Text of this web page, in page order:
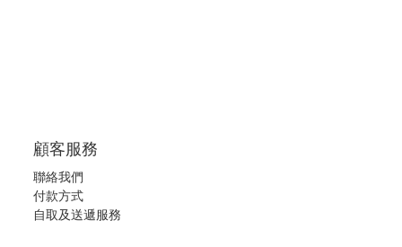
顧客服務
聯絡我們
付款方式
自取及送遞服務